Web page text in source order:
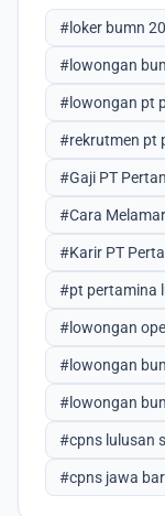
#loker bumn
#lowongan
#lowongan pt
#rekrutmen pt
#Gaji PT
#Cara
#Karir PT
#pt pertamina
#lowongan
#lowongan
#lowongan
#cpns lulusan
#cpns jawa